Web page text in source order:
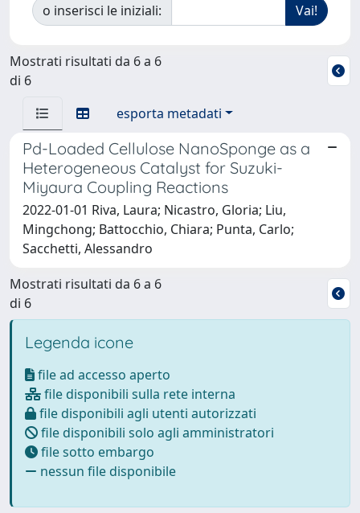
o inserisci le iniziali:
Mostrati risultati da 6 a 6
di 6
esporta metadati
Pd-Loaded Cellulose NanoSponge as a
Heterogeneous Catalyst for Suzuki-
Miyaura Coupling Reactions
2022-01-01 Riva, Laura; Nicastro, Gloria; Liu,
Mingchong; Battocchio, Chiara; Punta, Carlo;
Sacchetti, Alessandro
Mostrati risultati da 6 a 6
di 6
Legenda icone
file ad accesso aperto
file disponibili sulla rete interna
file disponibili agli utenti autorizzati
file disponibili solo agli amministratori
file sotto embargo
nessun file disponibile